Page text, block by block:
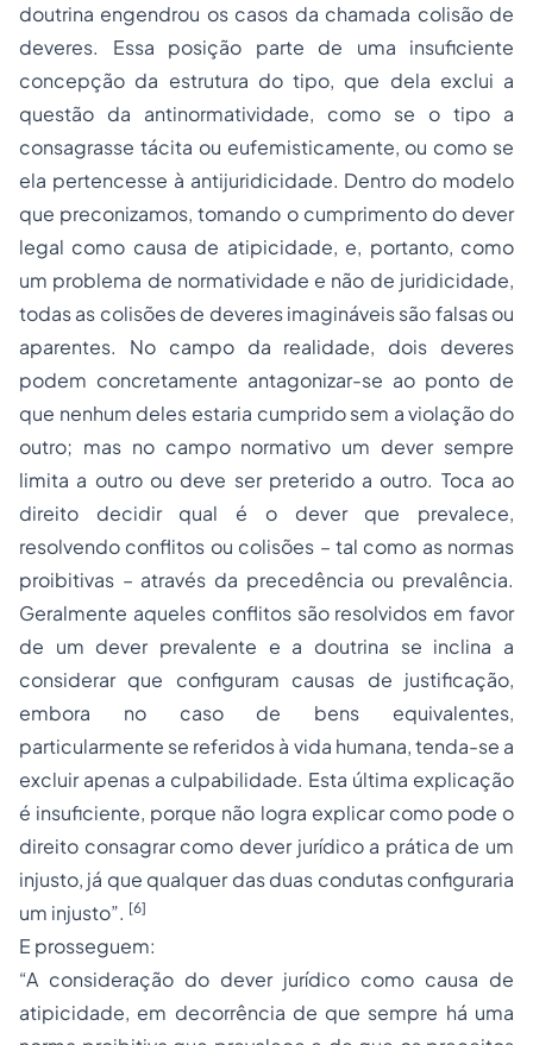
doutrina engendrou os casos da chamada colisão de
deveres. Essa posição parte de uma insuficiente
concepção da estrutura do tipo, que dela exclui a
questão da antinormatividade, como se o tipo a
consagrasse tácita ou eufemisticamente, ou como se
ela pertencesse à antijuridicidade. Dentro do modelo
que preconizamos, tomando o cumprimento do dever
legal como causa de atipicidade, e, portanto, como
um problema de normatividade e não de juridicidade,
todas as colisões de deveres imagináveis são falsas ou
aparentes. No campo da realidade, dois deveres
podem concretamente antagonizar-se ao ponto de
que nenhum deles estaria cumprido sem a violação do
outro; mas no campo normativo um dever sempre
limita a outro ou deve ser preterido a outro. Toca ao
direito decidir qual é o dever que prevalece,
resolvendo conflitos ou colisões – tal como as normas
proibitivas – através da precedência ou prevalência.
Geralmente aqueles conflitos são resolvidos em favor
de um dever prevalente e a doutrina se inclina a
considerar que configuram causas de justificação,
embora no caso de bens equivalentes,
particularmente se referidos à vida humana, tenda-se a
excluir apenas a culpabilidade. Esta última explicação
é insuficiente, porque não logra explicar como pode o
direito consagrar como dever jurídico a prática de um
injusto, já que qualquer das duas condutas configuraria
um injusto”. [6]
E prosseguem:
“A consideração do dever jurídico como causa de
atipicidade, em decorrência de que sempre há uma